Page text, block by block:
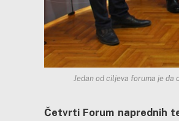
Jedan od ciljeva foruma je da
Četvrti Forum naprednih